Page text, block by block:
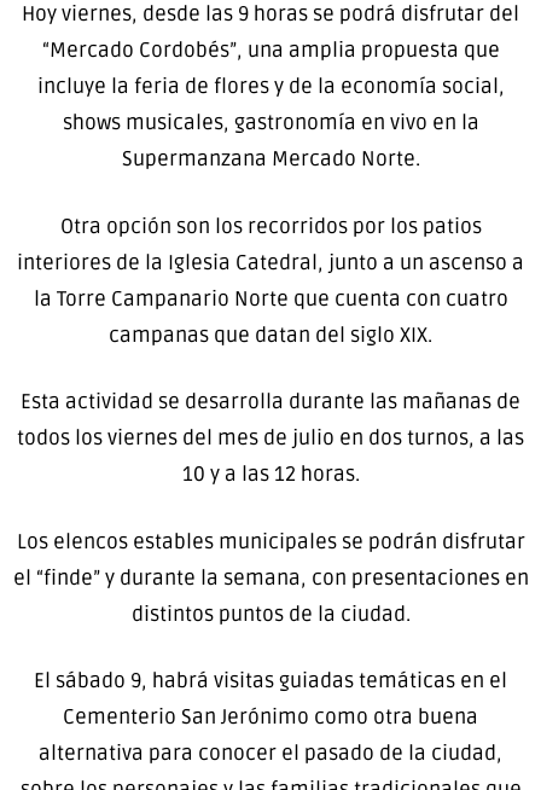
Hoy viernes, desde las 9 horas se podrá disfrutar del
“Mercado Cordobés”, una amplia propuesta que
incluye la feria de flores y de la economía social,
shows musicales, gastronomía en vivo en la
Supermanzana Mercado Norte.
Otra opción son los recorridos por los patios
interiores de la Iglesia Catedral, junto a un ascenso a
la Torre Campanario Norte que cuenta con cuatro
campanas que datan del siglo XIX.
Esta actividad se desarrolla durante las mañanas de
todos los viernes del mes de julio en dos turnos, a las
10 y a las 12 horas.
Los elencos estables municipales se podrán disfrutar
el “finde” y durante la semana, con presentaciones en
distintos puntos de la ciudad.
El sábado 9, habrá visitas guiadas temáticas en el
Cementerio San Jerónimo como otra buena
alternativa para conocer el pasado de la ciudad,